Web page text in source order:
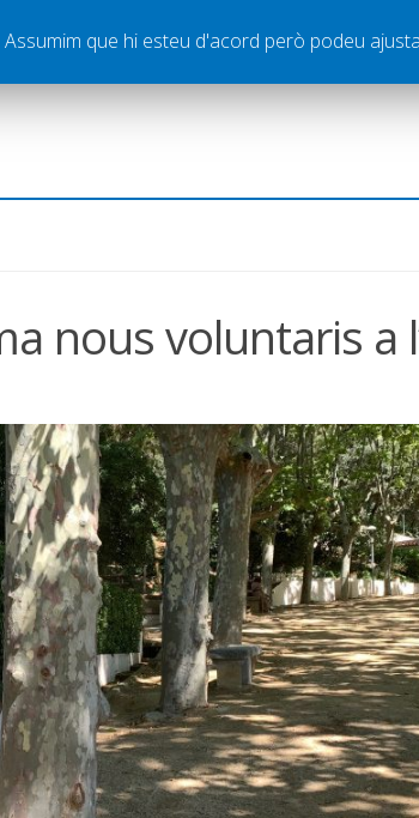
Publicitat Contacte
nous voluntaris a
que hi esteu d'acord però podeu